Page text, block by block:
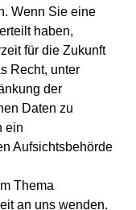
Wenn Sie eine
haben,
für die Zukunft
Recht, unter
der
Daten zu
ein
Aufsichtsbehörde
Thema
an uns wenden.